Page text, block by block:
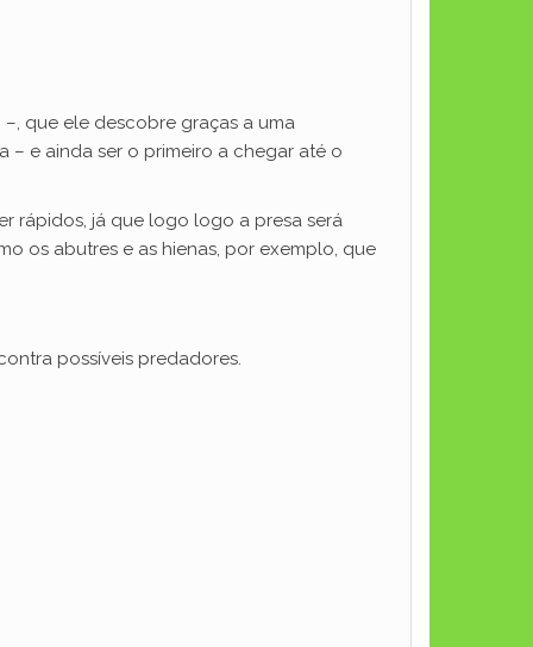
que ele descobre graças a uma
– e ainda ser o primeiro a chegar até o
rápidos, já que logo logo a presa será
os abutres e as hienas, por exemplo, que
possíveis predadores.